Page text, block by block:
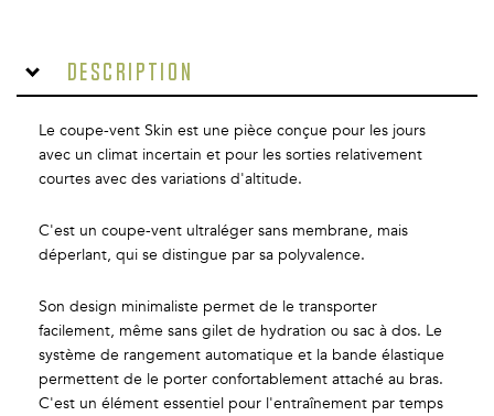
Description
Le coupe-vent Skin est une pièce conçue pour les jours
avec un climat incertain et pour les sorties relativement
courtes avec des variations d'altitude.
C'est un coupe-vent ultraléger sans membrane, mais
déperlant, qui se distingue par sa polyvalence.
Son design minimaliste permet de le transporter
facilement, même sans gilet de hydration ou sac à dos. Le
système de rangement automatique et la bande élastique
permettent de le porter confortablement attaché au bras.
C'est un élément essentiel pour l'entraînement par temps